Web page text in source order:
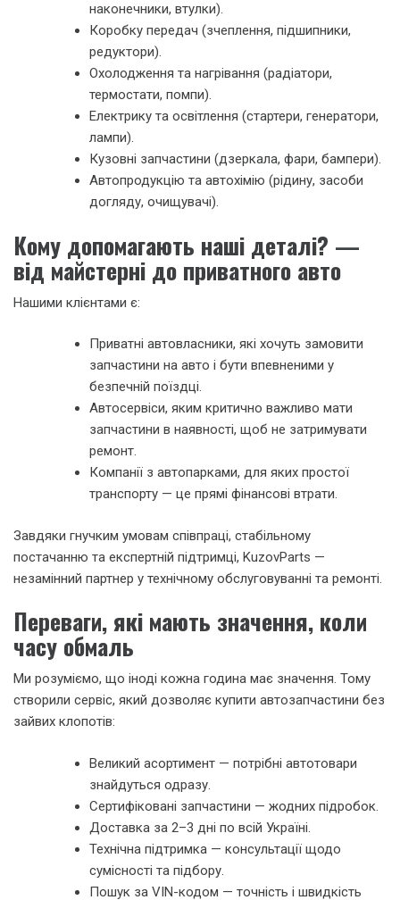
наконечники, втулки).
Коробку передач (зчеплення, підшипники,
редуктори).
Охолодження та нагрівання (радіатори,
термостати, помпи).
Електрику та освітлення (стартери, генератори,
лампи).
Кузовні запчастини (дзеркала, фари, бампери).
Автопродукцію та автохімію (рідину, засоби
догляду, очищувачі).
Кому допомагають наші деталі? —
від майстерні до приватного авто
Нашими клієнтами є:
Приватні автовласники, які хочуть замовити
запчастини на авто і бути впевненими у
безпечній поїздці.
Автосервіси, яким критично важливо мати
запчастини в наявності, щоб не затримувати
ремонт.
Компанії з автопарками, для яких простої
транспорту — це прямі фінансові втрати.
Завдяки гнучким умовам співпраці, стабільному
постачанню та експертній підтримці, KuzovParts —
незамінний партнер у технічному обслуговуванні та ремонті.
Переваги, які мають значення, коли
часу обмаль
Ми розуміємо, що іноді кожна година має значення. Тому
створили сервіс, який дозволяє купити автозапчастини без
зайвих клопотів:
Великий асортимент — потрібні автотовари
знайдуться одразу.
Сертифіковані запчастини — жодних підробок.
Доставка за 2–3 дні по всій Україні.
Технічна підтримка — консультації щодо
сумісності та підбору.
Пошук за VIN-кодом — точність і швидкість